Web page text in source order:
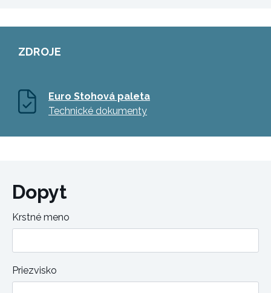
ZDROJE
Euro Stohová paleta
Technické dokumenty
Dopyt
Krstné meno
Priezvisko